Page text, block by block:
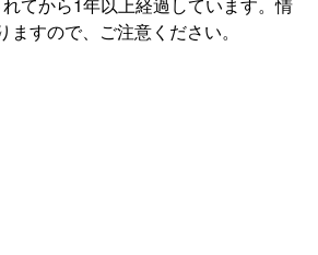
すので、ご注意ください。